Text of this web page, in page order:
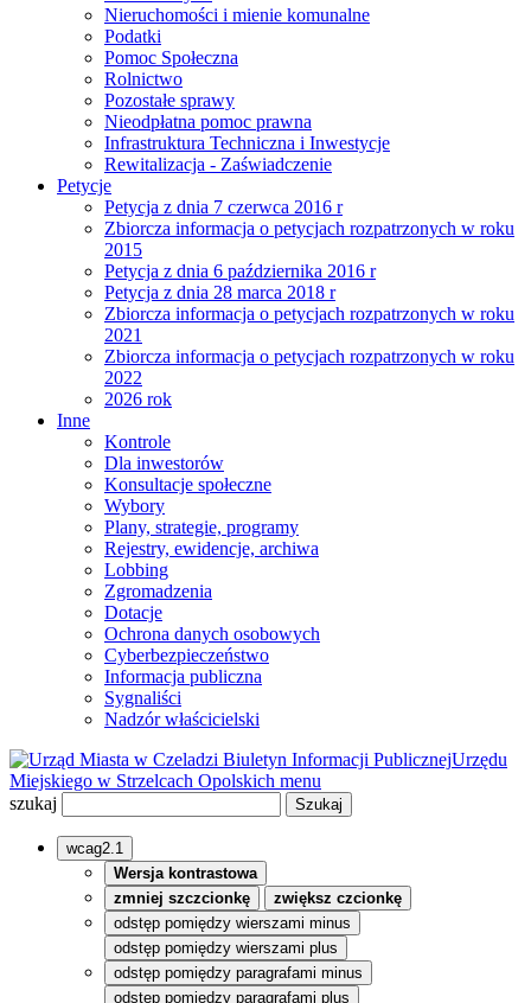
Nieruchomości i mienie komunalne
Podatki
Pomoc Społeczna
Rolnictwo
Pozostałe sprawy
Nieodpłatna pomoc prawna
Infrastruktura Techniczna i Inwestycje
Rewitalizacja - Zaświadczenie
Petycje
Petycja z dnia 7 czerwca 2016 r
Zbiorcza informacja o petycjach rozpatrzonych w roku
2015
Petycja z dnia 6 października 2016 r
Petycja z dnia 28 marca 2018 r
Zbiorcza informacja o petycjach rozpatrzonych w roku
2021
Zbiorcza informacja o petycjach rozpatrzonych w roku
2022
2026 rok
Inne
Kontrole
Dla inwestorów
Konsultacje społeczne
Wybory
Plany, strategie, programy
Rejestry, ewidencje, archiwa
Lobbing
Zgromadzenia
Dotacje
Ochrona danych osobowych
Cyberbezpieczeństwo
Informacja publiczna
Sygnaliści
Nadzór właścicielski
Biuletyn Informacji PublicznejUrzędu
Miejskiego w Strzelcach Opolskich menu
szukaj
wcag2.1
Wersja kontrastowa
zmniej szczcionkę
zwiększ czcionkę
odstęp pomiędzy wierszami minus
odstęp pomiędzy wierszami plus
odstęp pomiędzy paragrafami minus
odstęp pomiędzy paragrafami plus